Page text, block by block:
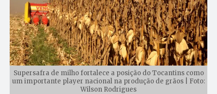
Supersafra de milho fortalece a posição do Tocantins como
um importante player nacional na produção de grãos | Foto:
Wilson Rodrigues